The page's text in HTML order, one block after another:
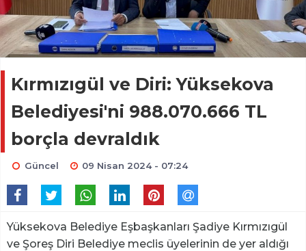
Kırmızıgül ve Diri: Yüksekova
Belediyesi'ni 988.070.666 TL
borçla devraldık
Güncel 09 Nisan 2024 - 07:24
Yüksekova Belediye Eşbaşkanları Şadiye Kırmızıgül
ve Şoreş Diri Belediye meclis üyelerinin de yer aldığı